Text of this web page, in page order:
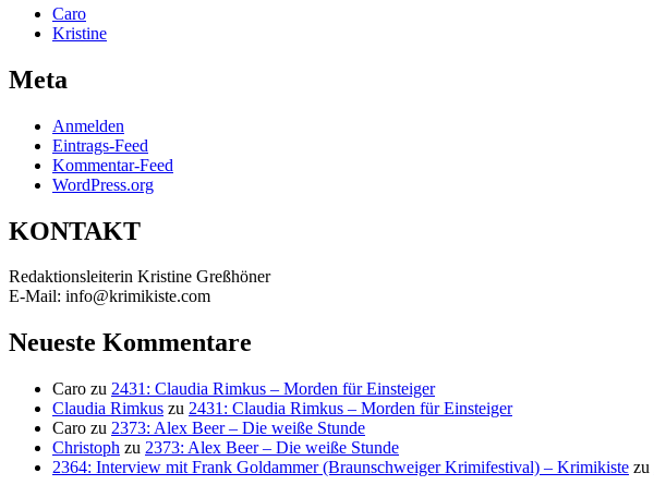
Caro
Kristine
Meta
Anmelden
Eintrags-Feed
Kommentar-Feed
WordPress.org
KONTAKT
Redaktionsleiterin Kristine Greßhöner
E-Mail: info@krimikiste.com
Neueste Kommentare
Caro zu 2431: Claudia Rimkus – Morden für Einsteiger
Claudia Rimkus zu 2431: Claudia Rimkus – Morden für Einsteiger
Caro zu 2373: Alex Beer – Die weiße Stunde
Christoph zu 2373: Alex Beer – Die weiße Stunde
2364: Interview mit Frank Goldammer (Braunschweiger Krimifestival) – Krimikiste zu